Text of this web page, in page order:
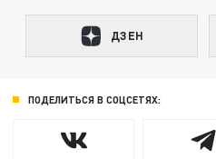
ДЗЕН
ПОДЕЛИТЬСЯ В СОЦСЕТЯХ: